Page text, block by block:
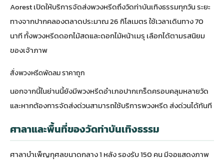
Aorest เปิดให้บริการจัดส่งพวงหรีดถึงวัดท่าบันเทิงธรรมทุกวัน ระยะ
ทางจากปากคลองตลาดประมาณ 26 กิโลเมตร ใช้เวลาเดินทาง 70
นาที ทั้งพวงหรีดดอกไม้สดและดอกไม้หน้าเมรุ เลือกได้ตามรสนิยม
ของเจ้าภาพ
สั่งพวงหรีดพัดลม ราคาถูก
นอกจากนี้ในย่านนี้ยังมีพวงหรีดอำเภอปากเกร็ดครอบคลุมหลายวัด
และหากต้องการจัดส่งด่วนสามารถใช้บริการพวงหรีด ส่งด่วนได้ทันที
ศาลาและพื้นที่ของวัดท่าบันเทิงธรรม
ศาลาบำเพ็ญกุศลขนาดกลาง 1 หลัง รองรับ 150 คน มีจอแสดงภาพ